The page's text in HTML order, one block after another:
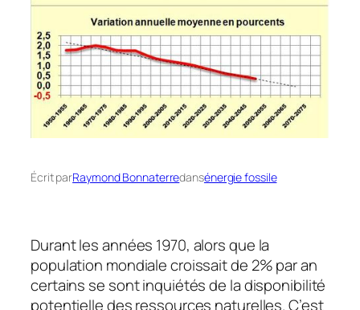
Écrit parRaymond Bonnaterredansénergie fossile
Durant les années 1970, alors que la
population mondiale croissait de 2% par an
certains se sont inquiétés de la disponibilité
potentielle des ressources naturelles. C’est